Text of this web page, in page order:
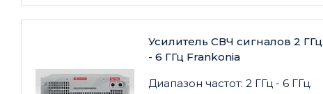
Усилитель СВЧ сигналов 2 ГГц
- 6 ГГц Frankonia
Диапазон частот: 2 ГГц - 6 ГГц.